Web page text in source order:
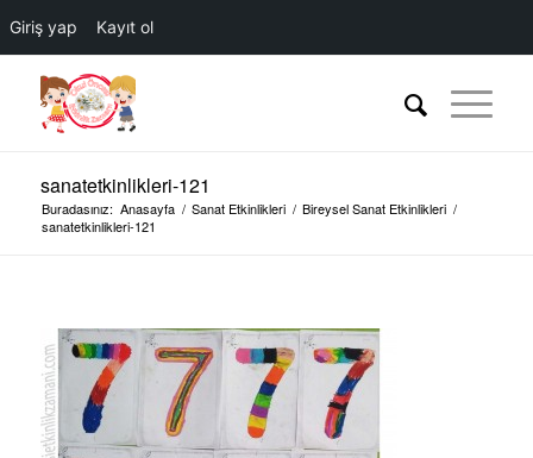
Giriş yap Kayıt ol
sanatetkinlikleri-121
Buradasınız: Anasayfa / Sanat Etkinlikleri / Bireysel Sanat Etkinlikleri /
sanatetkinlikleri-121